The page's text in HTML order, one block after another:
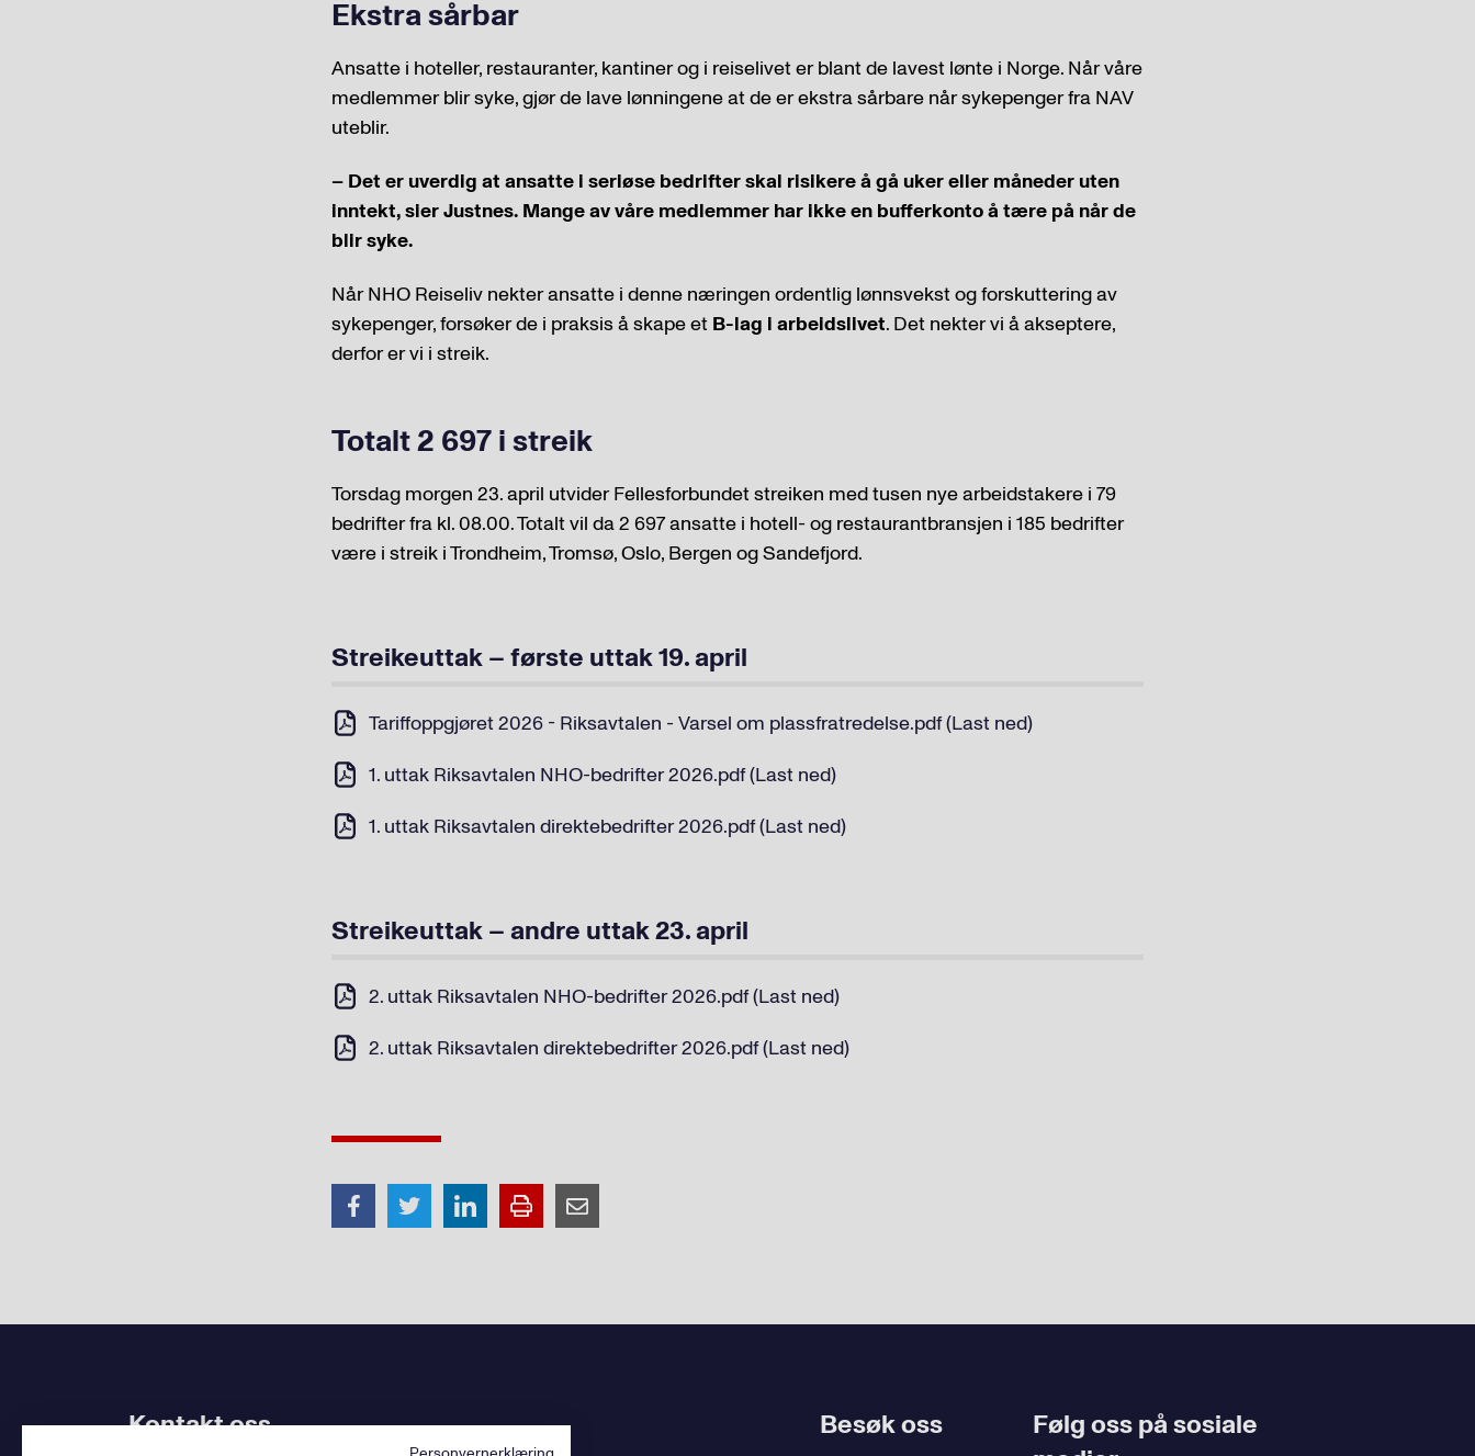
Ekstra sårbar
Ansatte i hoteller, restauranter, kantiner og i reiselivet er blant de lavest lønte i Norge. Når våre
medlemmer blir syke, gjør de lave lønningene at de er ekstra sårbare når sykepenger fra NAV
uteblir.
– Det er uverdig at ansatte i seriøse bedrifter skal risikere å gå uker eller måneder uten
inntekt, sier Justnes. Mange av våre medlemmer har ikke en bufferkonto å tære på når de
blir syke.
Når NHO Reiseliv nekter ansatte i denne næringen ordentlig lønnsvekst og forskuttering av
sykepenger, forsøker de i praksis å skape et B-lag i arbeidslivet. Det nekter vi å akseptere,
derfor er vi i streik.
Totalt 2 697 i streik
Torsdag morgen 23. april utvider Fellesforbundet streiken med tusen nye arbeidstakere i 79
bedrifter fra kl. 08.00. Totalt vil da 2 697 ansatte i hotell- og restaurantbransjen i 185 bedrifter
være i streik i Trondheim, Tromsø, Oslo, Bergen og Sandefjord.
Streikeuttak – første uttak 19. april
Tariffoppgjøret 2026 - Riksavtalen - Varsel om plassfratredelse.pdf (Last ned)
1. uttak Riksavtalen NHO-bedrifter 2026.pdf (Last ned)
1. uttak Riksavtalen direktebedrifter 2026.pdf (Last ned)
Streikeuttak – andre uttak 23. april
2. uttak Riksavtalen NHO-bedrifter 2026.pdf (Last ned)
2. uttak Riksavtalen direktebedrifter 2026.pdf (Last ned)
Kontakt oss Besøk oss
Følg oss på sosiale